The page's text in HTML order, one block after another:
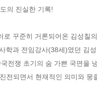
의 진실한 기록!
로 꾸준히 거론되어온 김성칠
학과 전임강사(38세)였던 김
전쟁 초기의 숨 가쁜 국면을
진전되면서 현재적인 의미와